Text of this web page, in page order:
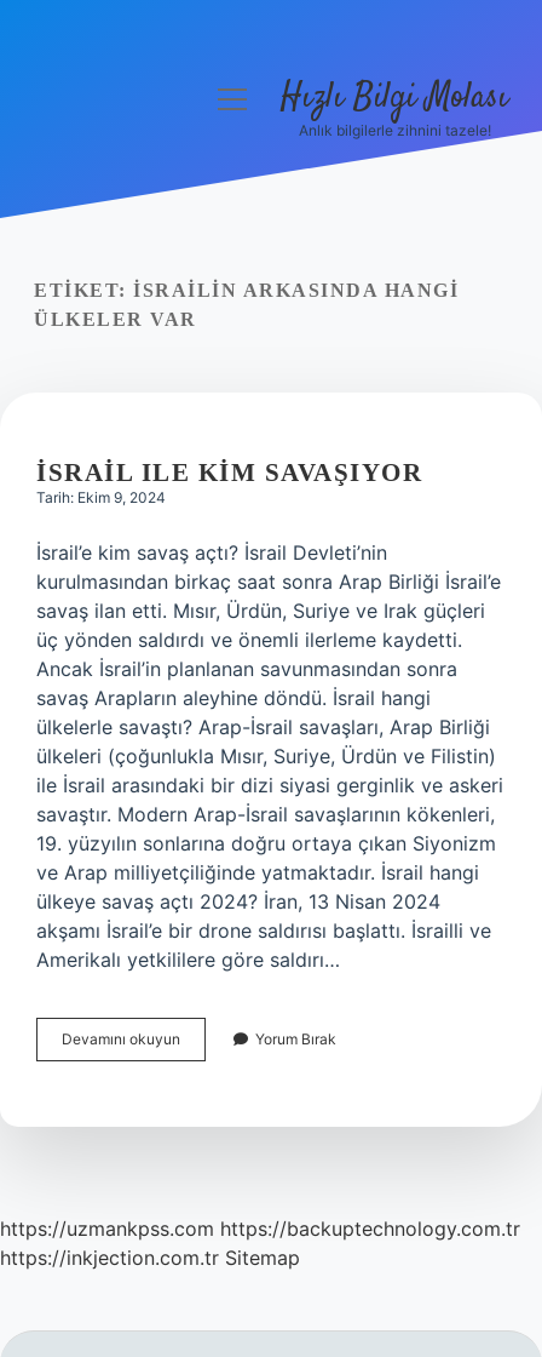
Yasal Uyarı
menüyüHızlı Bilgi Molası
Anlık bilgilerle zihnini tazele!
ETIKET: İSRAILIN ARKASINDA HANGI
ÜLKELER VAR
İSRAIL ILE KIM SAVAŞIYOR
Tarih: Ekim 9, 2024
İsrail’e kim savaş açtı? İsrail Devleti’nin
kurulmasından birkaç saat sonra Arap Birliği İsrail’e
savaş ilan etti. Mısır, Ürdün, Suriye ve Irak güçleri
üç yönden saldırdı ve önemli ilerleme kaydetti.
Ancak İsrail’in planlanan savunmasından sonra
savaş Arapların aleyhine döndü. İsrail hangi
ülkelerle savaştı? Arap-İsrail savaşları, Arap Birliği
ülkeleri (çoğunlukla Mısır, Suriye, Ürdün ve Filistin)
ile İsrail arasındaki bir dizi siyasi gerginlik ve askeri
savaştır. Modern Arap-İsrail savaşlarının kökenleri,
19. yüzyılın sonlarına doğru ortaya çıkan Siyonizm
ve Arap milliyetçiliğinde yatmaktadır. İsrail hangi
ülkeye savaş açtı 2024? İran, 13 Nisan 2024
akşamı İsrail’e bir drone saldırısı başlattı. İsrailli ve
Amerikalı yetkililere göre saldırı…
Devamını okuyun
Ile
Yorum Bırak
https://uzmankpss.com https://backuptechnology.com.tr
https://inkjection.com.tr Sitemap